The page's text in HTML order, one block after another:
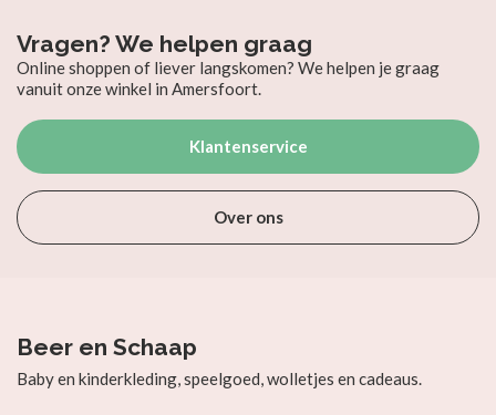
Vragen? We helpen graag
Online shoppen of liever langskomen? We helpen je graag
vanuit onze winkel in Amersfoort.
Klantenservice
Over ons
Beer en Schaap
Baby en kinderkleding, speelgoed, wolletjes en cadeaus.